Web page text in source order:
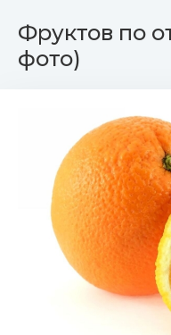
Фруктов по
фото)